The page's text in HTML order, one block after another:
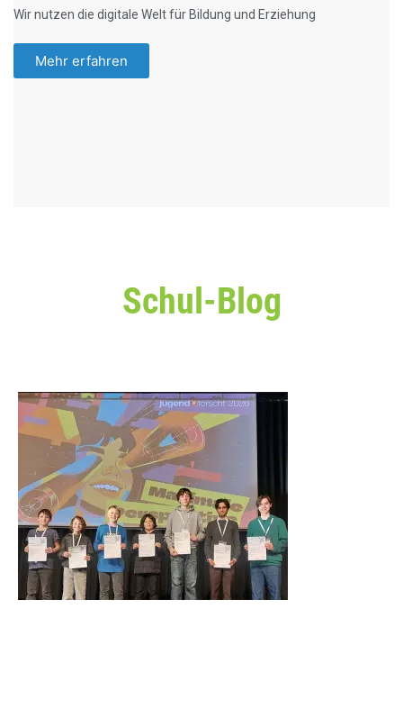
Wir nutzen die digitale Welt für Bildung und Erziehung
Mehr erfahren
Schul-Blog